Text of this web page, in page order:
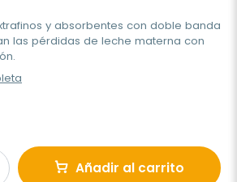
y absorbentes con doble banda
las pérdidas de leche materna con
Añadir al carrito